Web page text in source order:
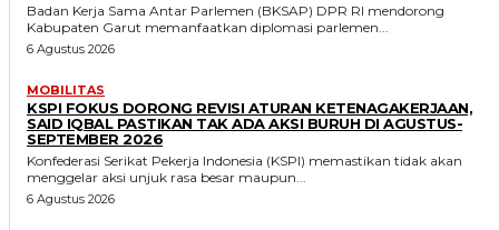
Badan Kerja Sama Antar Parlemen (BKSAP) DPR RI mendorong
Kabupaten Garut memanfaatkan diplomasi parlemen...
6 Agustus 2026
MOBILITAS
KSPI FOKUS DORONG REVISI ATURAN KETENAGAKERJAAN,
SAID IQBAL PASTIKAN TAK ADA AKSI BURUH DI AGUSTUS-
SEPTEMBER 2026
Konfederasi Serikat Pekerja Indonesia (KSPI) memastikan tidak akan
menggelar aksi unjuk rasa besar maupun...
6 Agustus 2026